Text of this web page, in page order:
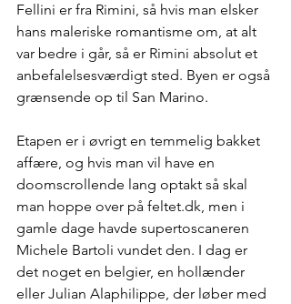
Fellini er fra Rimini, så hvis man elsker
hans maleriske romantisme om, at alt
var bedre i går, så er Rimini absolut et
anbefalelsesværdigt sted. Byen er også
grænsende op til San Marino.
Etapen er i øvrigt en temmelig bakket
affære, og hvis man vil have en
doomscrollende lang optakt så skal
man hoppe over på feltet.dk, men i
gamle dage havde supertoscaneren
Michele Bartoli vundet den. I dag er
det noget en belgier, en hollænder
eller Julian Alaphilippe, der løber med